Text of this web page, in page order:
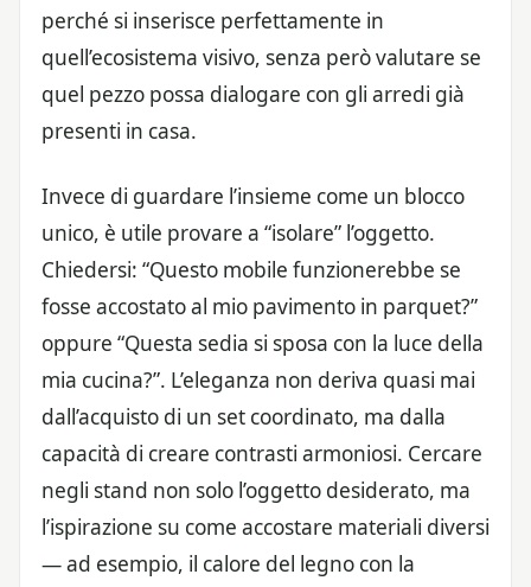
perché si inserisce perfettamente in
quell’ecosistema visivo, senza però valutare se
quel pezzo possa dialogare con gli arredi già
presenti in casa.
Invece di guardare l’insieme come un blocco
unico, è utile provare a “isolare” l’oggetto.
Chiedersi: “Questo mobile funzionerebbe se
fosse accostato al mio pavimento in parquet?”
oppure “Questa sedia si sposa con la luce della
mia cucina?”. L’eleganza non deriva quasi mai
dall’acquisto di un set coordinato, ma dalla
capacità di creare contrasti armoniosi. Cercare
negli stand non solo l’oggetto desiderato, ma
l’ispirazione su come accostare materiali diversi
— ad esempio, il calore del legno con la